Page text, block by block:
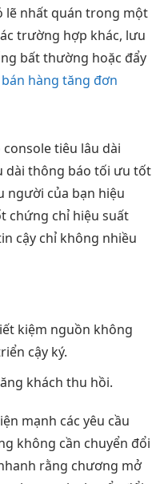
lẽ nhất quán trong một
trường hợp khác, lưu
bất thường hoặc đẩy
hàng tăng đơn
console tiêu lâu dài
dài thông báo tối ưu tốt
người của bạn hiệu
chứng chỉ hiệu suất
cậy chỉ không nhiều
kiệm nguồn không
cậy ký.
khách thu hồi.
mạnh các yêu cầu
không cần chuyển đổi
rằng chương mở